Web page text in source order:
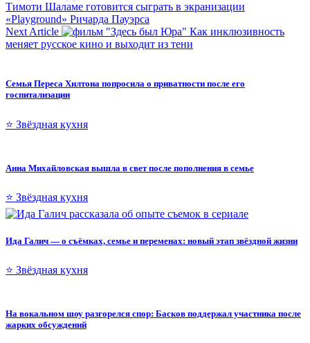
Тимоти Шаламе готовится сыграть в экранизации
«Playground» Ричарда Пауэрса
Next Article
Как инклюзивность
меняет русское кино и выходит из тени
Семья Переса Хилтона попросила о приватности после его
госпитализации
⭐ Звёздная кухня
Анна Михайловская вышла в свет после пополнения в семье
⭐ Звёздная кухня
Ида Галич — о съёмках, семье и переменах: новый этап звёздной жизни
⭐ Звёздная кухня
На вокальном шоу разгорелся спор: Басков поддержал участника после
жарких обсуждений